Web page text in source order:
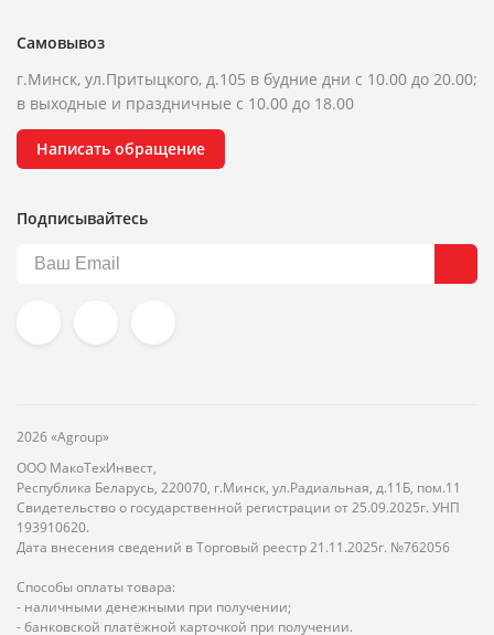
Самовывоз
г.Минск, ул.Притыцкого, д.105 в будние дни с 10.00 до 20.00;
в выходные и праздничные с 10.00 до 18.00
Написать обращение
Подписывайтесь
2026 «Agroup»
ООО МакоТехИнвест,
Республика Беларусь, 220070, г.Минск, ул.Радиальная, д.11Б, пом.11
Свидетельство о государственной регистрации от 25.09.2025г. УНП
193910620.
Дата внесения сведений в Торговый реестр 21.11.2025г. №762056
Способы оплаты товара:
- наличными денежными при получении;
- банковской платёжной карточкой при получении.